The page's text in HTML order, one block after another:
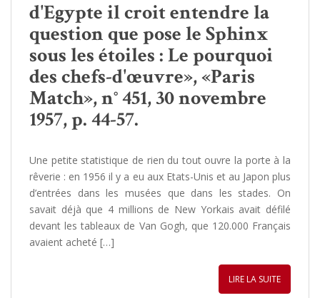
d'Egypte il croit entendre la
question que pose le Sphinx
sous les étoiles : Le pourquoi
des chefs-d'œuvre», «Paris
Match», n° 451, 30 novembre
1957, p. 44-57.
Une petite statistique de rien du tout ouvre la porte à la
rêverie : en 1956 il y a eu aux Etats-Unis et au Japon plus
d’entrées dans les musées que dans les stades. On
savait déjà que 4 millions de New Yorkais avait défilé
devant les tableaux de Van Gogh, que 120.000 Français
avaient acheté […]
LIRE LA SUITE